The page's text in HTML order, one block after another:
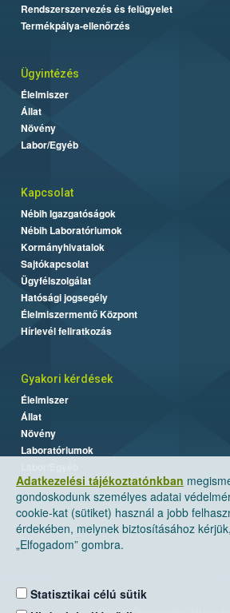
Adatkezelési tájékoztatónkban
gondoskodunk személyes adatai
cookie-kat (sütiket) használ a jobb
érdekében, melynek biztosításához
„Elfogadom” gombra.
Statisztikai célú sütik
Rendszerszervezés és felügyelet
Termékpálya-ellenőrzés
Ügyintézés
Élelmiszer
Állat
Növény
Labor/Egyéb
Kapcsolat
Nébih Igazgatóságok
Nébih Laboratóriumok
Kormányhivatalok
Sajtókapcsolat
Ügyfélszolgálat
Hatósági jogsegély
Élelmiszermentő Központ
Hírlevél feliratkozás
Gyakori kérdések
Élelmiszer
Állat
Növény
Laboratóriumok